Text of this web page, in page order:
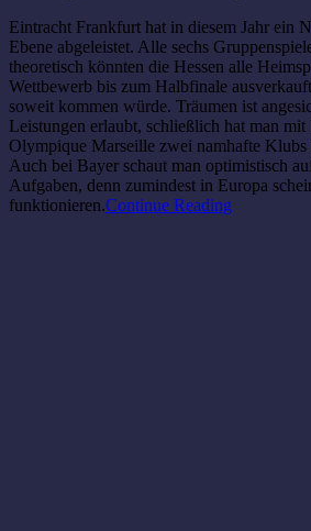
Eintracht Frankfurt hat in diesem Jahr ein
Ebene abgeleistet. Alle sechs
theoretisch könnten die Hessen alle
Wettbewerb bis zum Halbfinale
soweit kommen würde. Träumen ist
Leistungen erlaubt, schließlich hat man
Olympique Marseille zwei namhafte Klubs
Auch bei Bayer schaut man optimistisch
Aufgaben, denn zumindest in Europa
funktionieren.Continue Reading